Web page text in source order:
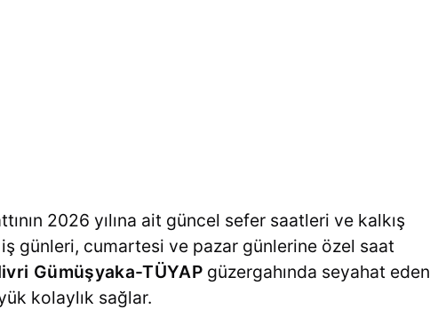
2026 yılına ait güncel sefer saatleri ve kalkış
günleri, cumartesi ve pazar günlerine özel saat
Gümüşyaka-TÜYAP güzergahında seyahat eden
kolaylık sağlar.